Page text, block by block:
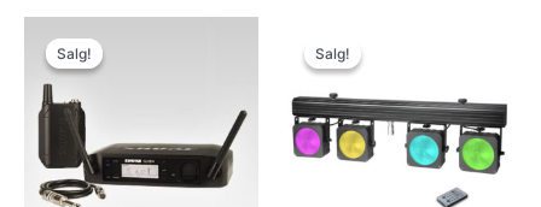
kontakt
XLR
hun
type
antall
Salg!
Salg! Salg!
Salg!